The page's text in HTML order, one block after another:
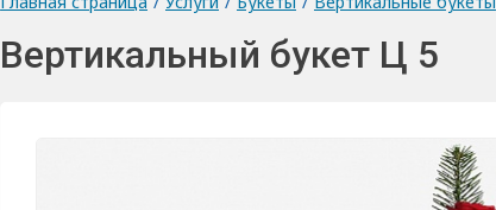
Вертикальный букет Ц 5